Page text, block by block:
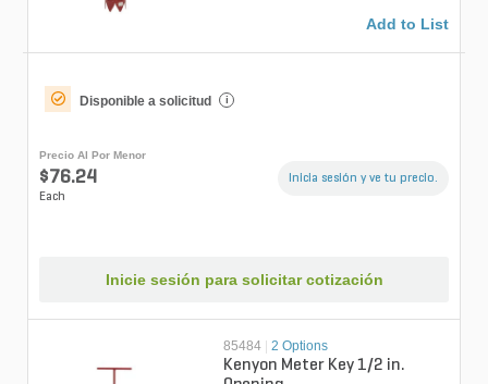
Add to List
Disponible a solicitud i
Precio Al Por Menor
$76.24
Each
Inicia sesión y ve tu precio.
Inicie sesión para solicitar cotización
85484 2 Options
Kenyon Meter Key 1/2 in.